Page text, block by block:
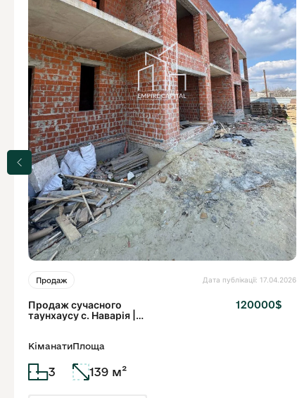
Продаж Дата публікації: 17.04.2026
Продаж сучасного
таунхаусу с. Наварія |
120000$
Кіманати
3
Площа
139 м²